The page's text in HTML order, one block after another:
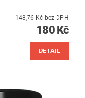
148,76 Kč bez DPH
180 Kč
DETAIL